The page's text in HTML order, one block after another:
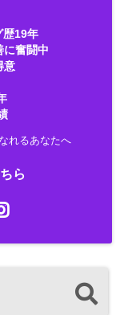
歴19年
に奮闘中
意
れるあなたへ
ら